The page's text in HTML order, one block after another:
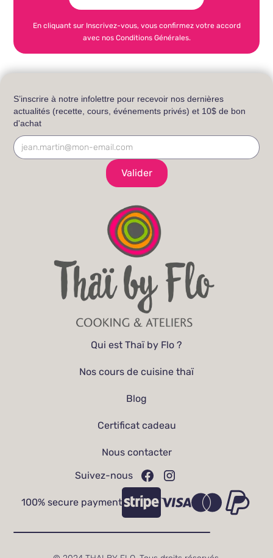
En cliquant sur Inscrivez-vous, vous confirmez votre accord
avec nos Conditions Générales.
S’inscrire à notre infolettre pour recevoir nos dernières
actualités (recette, cours, événements privés) et 10$ de bon
d'achat
Qui est Thaï by Flo ?
Nos cours de cuisine thaï
Blog
Certificat cadeau
Nous contacter
Suivez-nous
100% secure payment